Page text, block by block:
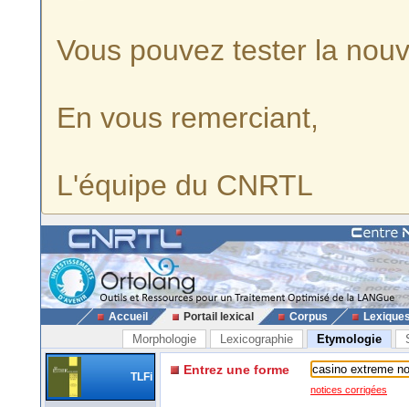
Vous pouvez tester la
En vous remerciant,
L'équipe du CNRTL
Accueil Portail lexical Corpus
Morphologie Lexicographie Etymologie
TLFi Entrez une forme
notices corrigées